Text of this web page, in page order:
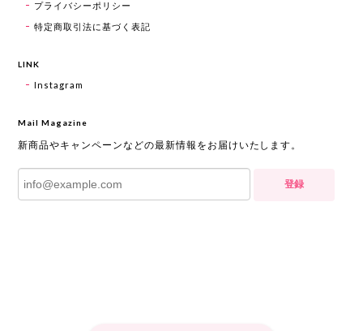
プライバシーポリシー
特定商取引法に基づく表記
LINK
Instagram
Mail Magazine
新商品やキャンペーンなどの最新情報をお届けいたします。
登録